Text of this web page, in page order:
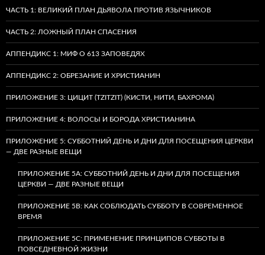
ЧАСТЬ 1: ВЕЛИКИЙ ПЛАН ДЬЯВОЛА ПРОТИВ ЯЗЫЧНИКОВ
ЧАСТЬ 2: ЛОЖНЫЙ ПЛАН СПАСЕНИЯ
АППЕНДИКС 1: МИФ О 613 ЗАПОВЕДЯХ
АППЕНДИКС 2: ОБРЕЗАНИЕ И ХРИСТИАНИН
ПРИЛОЖЕНИЕ 3: ЦИЦИТ (TZITZIT) (КИСТИ, НИТИ, БАХРОМА)
ПРИЛОЖЕНИЕ 4: ВОЛОСЫ И БОРОДА ХРИСТИАНИНА
ПРИЛОЖЕНИЕ 5: СУББОТНИЙ ДЕНЬ И ДНИ ДЛЯ ПОСЕЩЕНИЯ ЦЕРКВИ
— ДВЕ РАЗНЫЕ ВЕЩИ
ПРИЛОЖЕНИЕ 5A: СУББОТНИЙ ДЕНЬ И ДНИ ДЛЯ ПОСЕЩЕНИЯ
ЦЕРКВИ — ДВЕ РАЗНЫЕ ВЕЩИ
ПРИЛОЖЕНИЕ 5B: КАК СОБЛЮДАТЬ СУББОТУ В СОВРЕМЕННОЕ
ВРЕМЯ
ПРИЛОЖЕНИЕ 5C: ПРИМЕНЕНИЕ ПРИНЦИПОВ СУББОТЫ В
ПОВСЕДНЕВНОЙ ЖИЗНИ